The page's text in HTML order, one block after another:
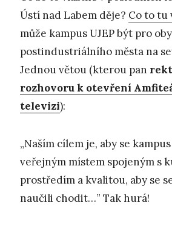
Ústí nad Labem děje? Co to tu
může kampus UJEP být pro
postindustriálního města na
Jednou větou (kterou pan
rozhovoru k otevření
televizi):
„Naším cílem je, aby se
veřejným místem spojeným s
prostředím a kvalitou, aby se
naučili chodit…” Tak hurá!